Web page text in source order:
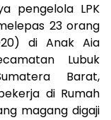
pengelola LPK
23 orang
di Anak Aia
Lubuk
Barat,
di Rumah
magang digaji